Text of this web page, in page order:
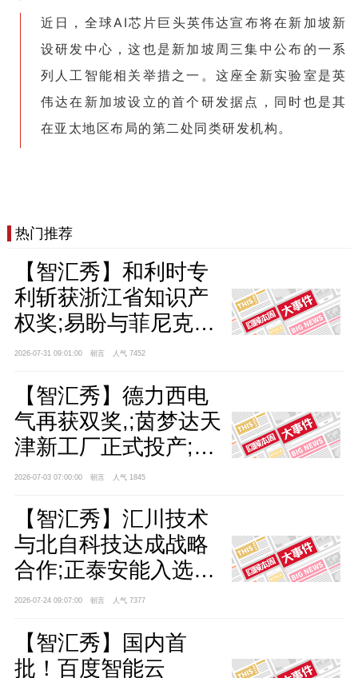
近日，全球AI芯片巨头英伟达宣布将在新加坡新
设研发中心，这也是新加坡周三集中公布的一系
列人工智能相关举措之一。这座全新实验室是英
伟达在新加坡设立的首个研发据点，同时也是其
在亚太地区布局的第二处同类研发机构。
热门推荐
【智汇秀】和利时专
利斩获浙江省知识产
权奖;易盼与菲尼克斯
电气联合发布全新战
全球技术服务中心正
式成立
2026-07-31 09:01:00 朝言 人气 7452
【智汇秀】德力西电
气再获双奖,;茵梦达天
津新工厂正式投产;亚
马逊豪掷68亿元加码
2026-07-03 07:00:00 朝言 人气 1845
【智汇秀】汇川技术
与北自科技达成战略
合作;正泰安能入选国
内国际两大独角兽榜
型
2026-07-24 09:07:00 朝言 人气 7377
【智汇秀】国内首
批！百度智能云